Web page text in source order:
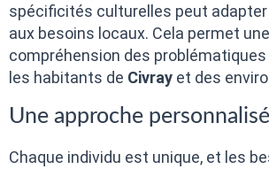
spécificités culturelles peut
aux besoins locaux. Cela permet
compréhension des
les habitants de Civray et des
Une approche
Chaque individu est unique, et les